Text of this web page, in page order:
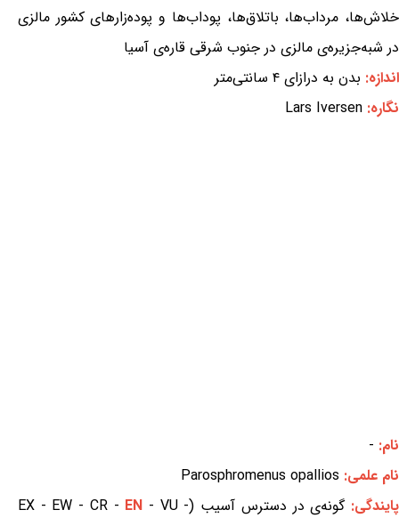
خلاش‌ها، مرداب‌ها، باتلاق‌ها، پوداب‌ها و پوده‌زارهای کشور مالزی
در شبه‌جزیره‌ی مالزی در جنوب شرقی قاره‌ی آسیا
اندازه: بدن به درازای ۴ سانتی‌متر
نگاره: Lars Iversen
نام: -
نام علمی: Parosphromenus opallios
پایندگی:گونه‌ی در دسترس آسیب (EX - EW - CR - EN - VU -